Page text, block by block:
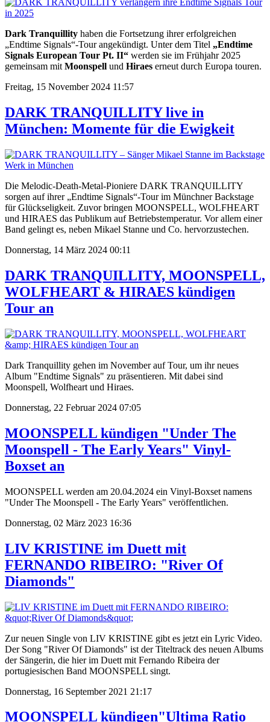
Dark Tranquillity haben die Fortsetzung ihrer erfolgreichen
„Endtime Signals“-Tour angekündigt. Unter dem Titel „Endtime
Signals European Tour Pt. II“ werden sie im Frühjahr 2025
gemeinsam mit Moonspell und Hiraes erneut durch Europa touren.
Freitag, 15 November 2024 11:57
DARK TRANQUILLITY live in
München: Momente für die Ewigkeit
Die Melodic-Death-Metal-Pioniere DARK TRANQUILLITY
sorgen auf ihrer „Endtime Signals“-Tour im Münchner Backstage
für Glückseligkeit. Zuvor bringen MOONSPELL, WOLFHEART
und HIRAES das Publikum auf Betriebstemperatur. Vor allem einer
Band gelingt es, neben Mikael Stanne und Co. hervorzustechen.
Donnerstag, 14 März 2024 00:11
DARK TRANQUILLITY, MOONSPELL,
WOLFHEART & HIRAES kündigen
Tour an
Dark Tranquillity gehen im November auf Tour, um ihr neues
Album "Endtime Signals" zu präsentieren. Mit dabei sind
Moonspell, Wolfheart und Hiraes.
Donnerstag, 22 Februar 2024 07:05
MOONSPELL kündigen "Under The
Moonspell - The Early Years" Vinyl-
Boxset an
MOONSPELL werden am 20.04.2024 ein Vinyl-Boxset namens
"Under The Moonspell - The Early Years" veröffentlichen.
Donnerstag, 02 März 2023 16:36
LIV KRISTINE im Duett mit
FERNANDO RIBEIRO: "River Of
Diamonds"
Zur neuen Single von LIV KRISTINE gibt es jetzt ein Lyric Video.
Der Song "River Of Diamonds" ist der Titeltrack des neuen Albums
der Sängerin, die hier im Duett mit Fernando Ribeira der
portugiesischen Band MOONSPELL singt.
Donnerstag, 16 September 2021 21:17
MOONSPELL kündigen"Ultima Ratio